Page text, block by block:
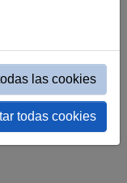
de
las cookies
todas cookies